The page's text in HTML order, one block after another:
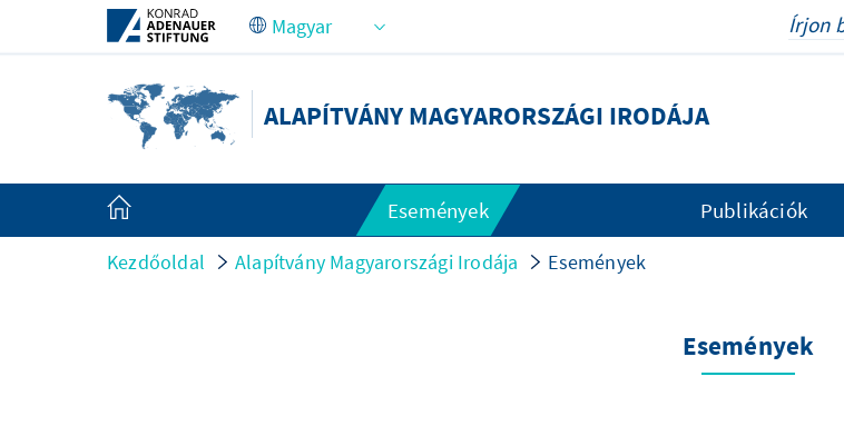
Ugrás a fő tartalomhoz
ALAPÍTVÁNY MAGYARORSZÁGI IRODÁJA
Események Publikációk
Kezdőoldal Alapítvány Magyarországi Irodája Események
Események